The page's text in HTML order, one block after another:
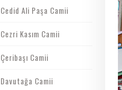
Cedid Ali Paşa Camii
Cezri Kasım Camii
Çeribaşı Camii
Davutağa Camii